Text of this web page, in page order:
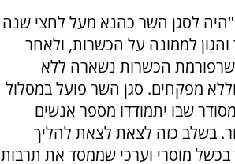
היה לסגן השר כהנא מעל לחצי שנה
לממונה על הכשרות, ולאחר
שרפורמת הכשרות נשארה ללא
מפקחים. סגן השר פועל במסלול
שבו יתמודדו מספר אנשים
בשלב כזה לצאת לצאת להליך
בכשל מוסרי וערכי שממסד את תרבות